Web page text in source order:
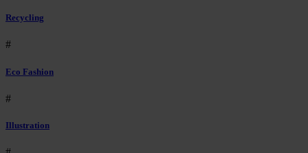
Recycling
#
Eco Fashion
#
Illustration